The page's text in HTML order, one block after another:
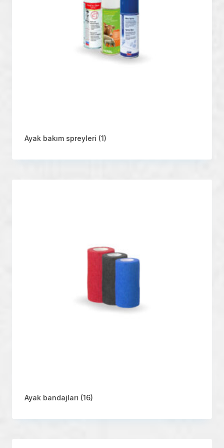
Ayak bakım spreyleri (1)
Ayak bandajları (16)